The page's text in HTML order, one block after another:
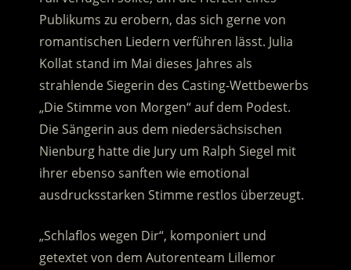
Publikums zu erobern, das sich gerne von
romantischen Liedern verführen lässt. Julia
Kollat stand im Mai dieses Jahres als
strahlende Siegerin des Casting-Wettbewerbs
„Die Stimme von Morgen“ auf dem Podest.
Die Sängerin aus dem niedersächsischen
Nienburg hatte die Jury um Ralph Siegel mit
ihrer ebenso sanften wie emotional
ausdrucksstarken Stimme restlos überzeugt.
„Schlaflos wegen Dir“, komponiert und
getextet von dem Autorenteam Lillemor